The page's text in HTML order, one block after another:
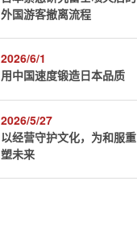
外国游客撤离流程
2026/6/1
用中国速度锻造日本品质
2026/5/27
以经营守护文化，为和服重
塑未来